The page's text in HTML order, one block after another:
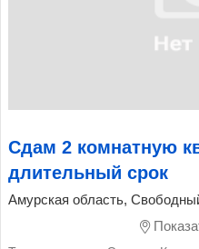
Сдам 2 комнатную
длительный срок
Амурская область,